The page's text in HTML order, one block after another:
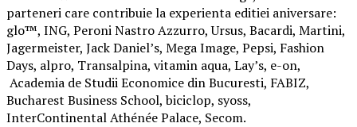
parteneri care contribuie la experienta editiei aniversare:
glo™, ING, Peroni Nastro Azzurro, Ursus, Bacardi, Martini,
Jagermeister, Jack Daniel’s, Mega Image, Pepsi, Fashion
Days, alpro, Transalpina, vitamin aqua, Lay’s, e-on,
Academia de Studii Economice din Bucuresti, FABIZ,
Bucharest Business School, biciclop, syoss,
InterContinental Athénée Palace, Secom.